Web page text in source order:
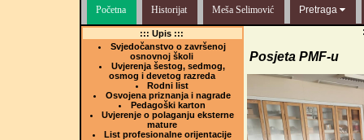
Početna Historijat Meša Selimović Pretraga
::: Upis :::
Svjedočanstvo o završenoj
osnovnoj školi
Uvjerenja šestog, sedmog,
osmog i devetog razreda
Rodni list
Osvojena priznanja i nagrade
Pedagoški karton
Uvjerenje o polaganju eksterne
mature
List profesionalne orijentacije
Posjeta PMF-u